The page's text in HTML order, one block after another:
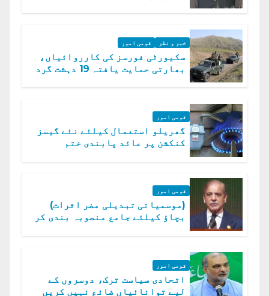
خبر و نظر قومی امور
سکیورٹی فورسز کی کارروائیاں،
بھارتی حمایت یافتہ 19 دہشت گرد
قومی امور
گھریلو استعمال کیلئے نئے گیسز
کنکشن پر عائد پابندی ختم
قومی امور
(موسمیاتی تبدیلی مضر اثرات)
بچاؤ کیلئے جامع منصوبہ بندی کر
قومی امور
اتحادی سیاست ترک، دوسروں کے
لیے توانائیاں ضائع نہیں کریں